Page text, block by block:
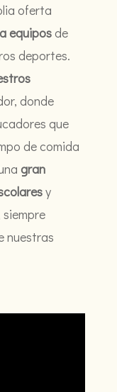
oferta
equiposde
deportes.
donde
que
de comida
gran
y
nuestras